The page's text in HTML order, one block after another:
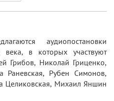
аудиопостановки
века, в которых участвуют
Грибов, Николай Гриценко,
Раневская, Рубен Симонов,
Целиковская, Михаил Яншин